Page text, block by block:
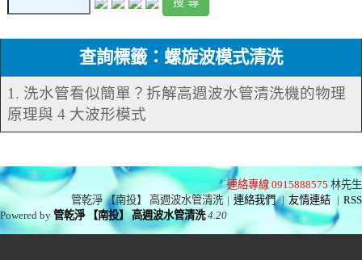
查詢標籤：螺旋波模式清洗
1. 洗水管看似簡單？拆解高週波水管清洗機的物理
原理與 4 大波形模式
連絡專線 0915888575 林先生
管乾淨 【南投】 高週波水管清洗 | 連絡我們 | 友情連結 | RSS
Powered by管乾淨 【南投】 高週波水管清洗 4.20